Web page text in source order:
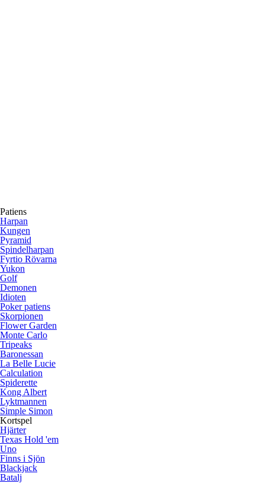
Patiens
Harpan
Kungen
Pyramid
Spindelharpan
Fyrtio Rövarna
Yukon
Golf
Demonen
Idioten
Poker patiens
Skorpionen
Flower Garden
Monte Carlo
Tripeaks
Baronessan
La Belle Lucie
Calculation
Spiderette
Kong Albert
Lyktmannen
Simple Simon
Kortspel
Hjärter
Texas Hold 'em
Uno
Finns i Sjön
Blackjack
Batalj